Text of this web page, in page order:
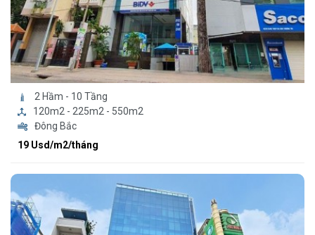
2 Hầm - 10 Tầng
120m2 - 225m2 - 550m2
Đông Bắc
19 Usd/m2/tháng